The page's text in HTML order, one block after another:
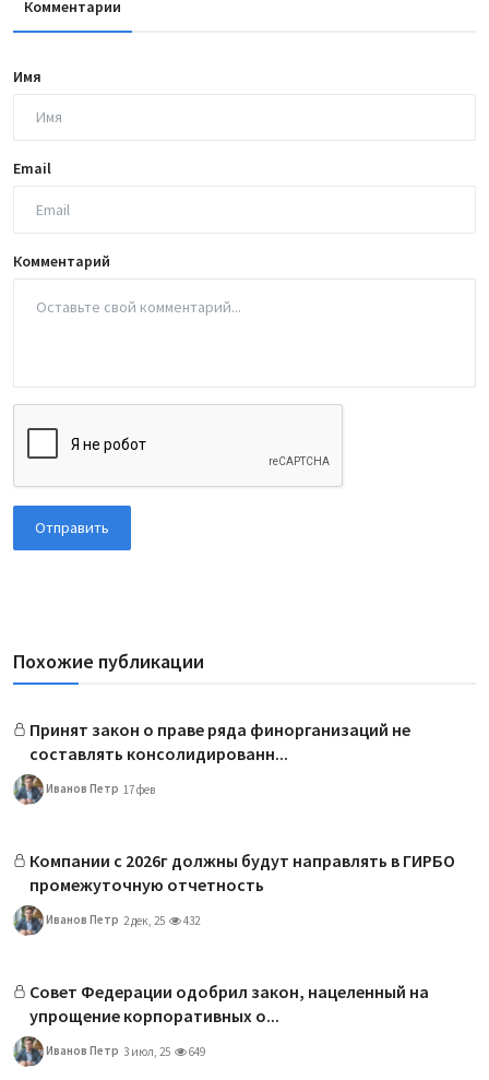
Комментарии
Имя
Email
Комментарий
Отправить
Похожие публикации
Принят закон о праве ряда финорганизаций не
составлять консолидированн...
Иванов Петр 17 фев
Компании с 2026г должны будут направлять в ГИРБО
промежуточную отчетность
Иванов Петр 2 дек, 25 432
Совет Федерации одобрил закон, нацеленный на
упрощение корпоративных о...
Иванов Петр 3 июл, 25 649